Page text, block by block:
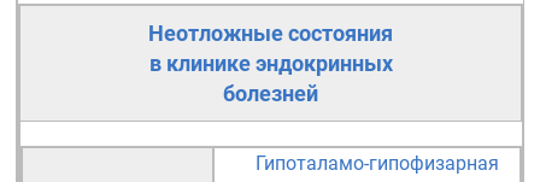
Неотложные состояния
в клинике эндокринных
болезней
Гипоталамо-гипофизарная